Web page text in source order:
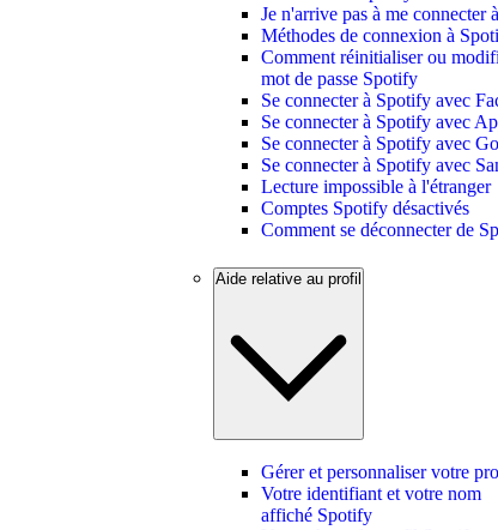
Je n'arrive pas à me connecter
Méthodes de connexion à
Comment réinitialiser ou
mot de passe Spotify
Se connecter à Spotify avec
Se connecter à Spotify avec
Se connecter à Spotify avec
Se connecter à Spotify avec
Lecture impossible à l'étranger
Comptes Spotify désactivés
Comment se déconnecter de
Aide relative au profil
Gérer et personnaliser votre
Votre identifiant et votre nom
affiché Spotify